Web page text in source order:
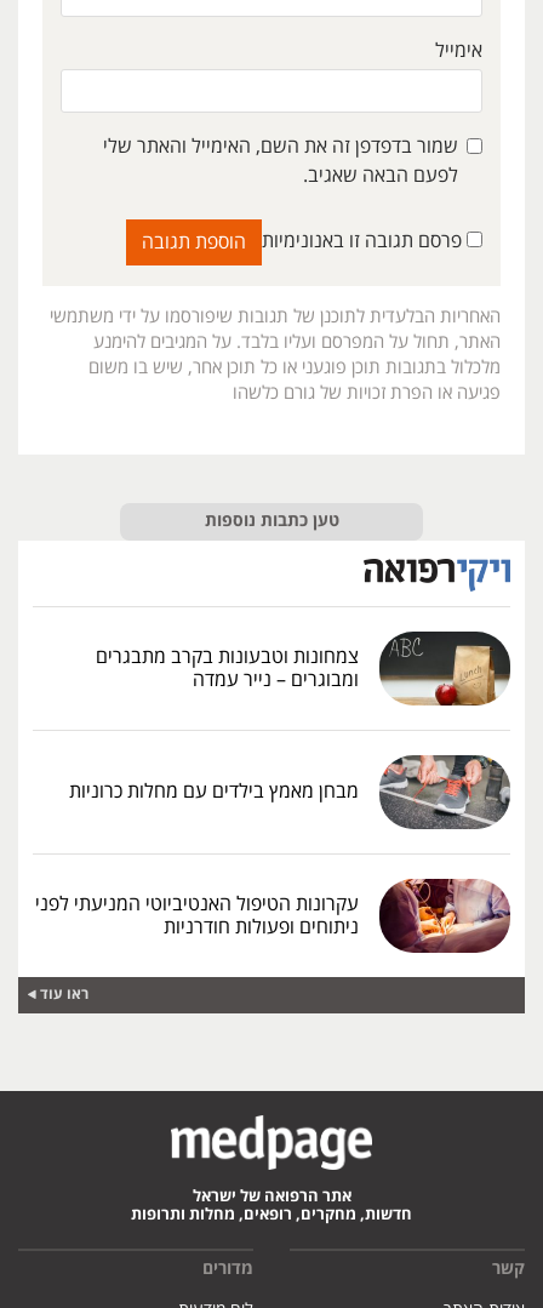
אימייל
שמור בדפדפן זה את השם, האימייל והאתר שלי
לפעם הבאה שאגיב.
פרסם תגובה זו באנונימיות
האחריות הבלעדית לתוכנן של תגובות שיפורסמו על ידי משתמשי
האתר, תחול על המפרסם ועליו בלבד. על המגיבים להימנע
מלכלול בתגובות תוכן פוגעני או כל תוכן אחר, שיש בו משום
פגיעה או הפרת זכויות של גורם כלשהו
טען כתבות נוספות
צמחונות וטבעונות בקרב מתבגרים
ומבוגרים – נייר עמדה
מבחן מאמץ בילדים עם מחלות כרוניות
עקרונות הטיפול האנטיביוטי המניעתי לפני
ניתוחים ופעולות חודרניות
ראו עוד
אתר הרפואה של ישראל
חדשות, מחקרים, רופאים, מחלות ותרופות
קשר מדורים